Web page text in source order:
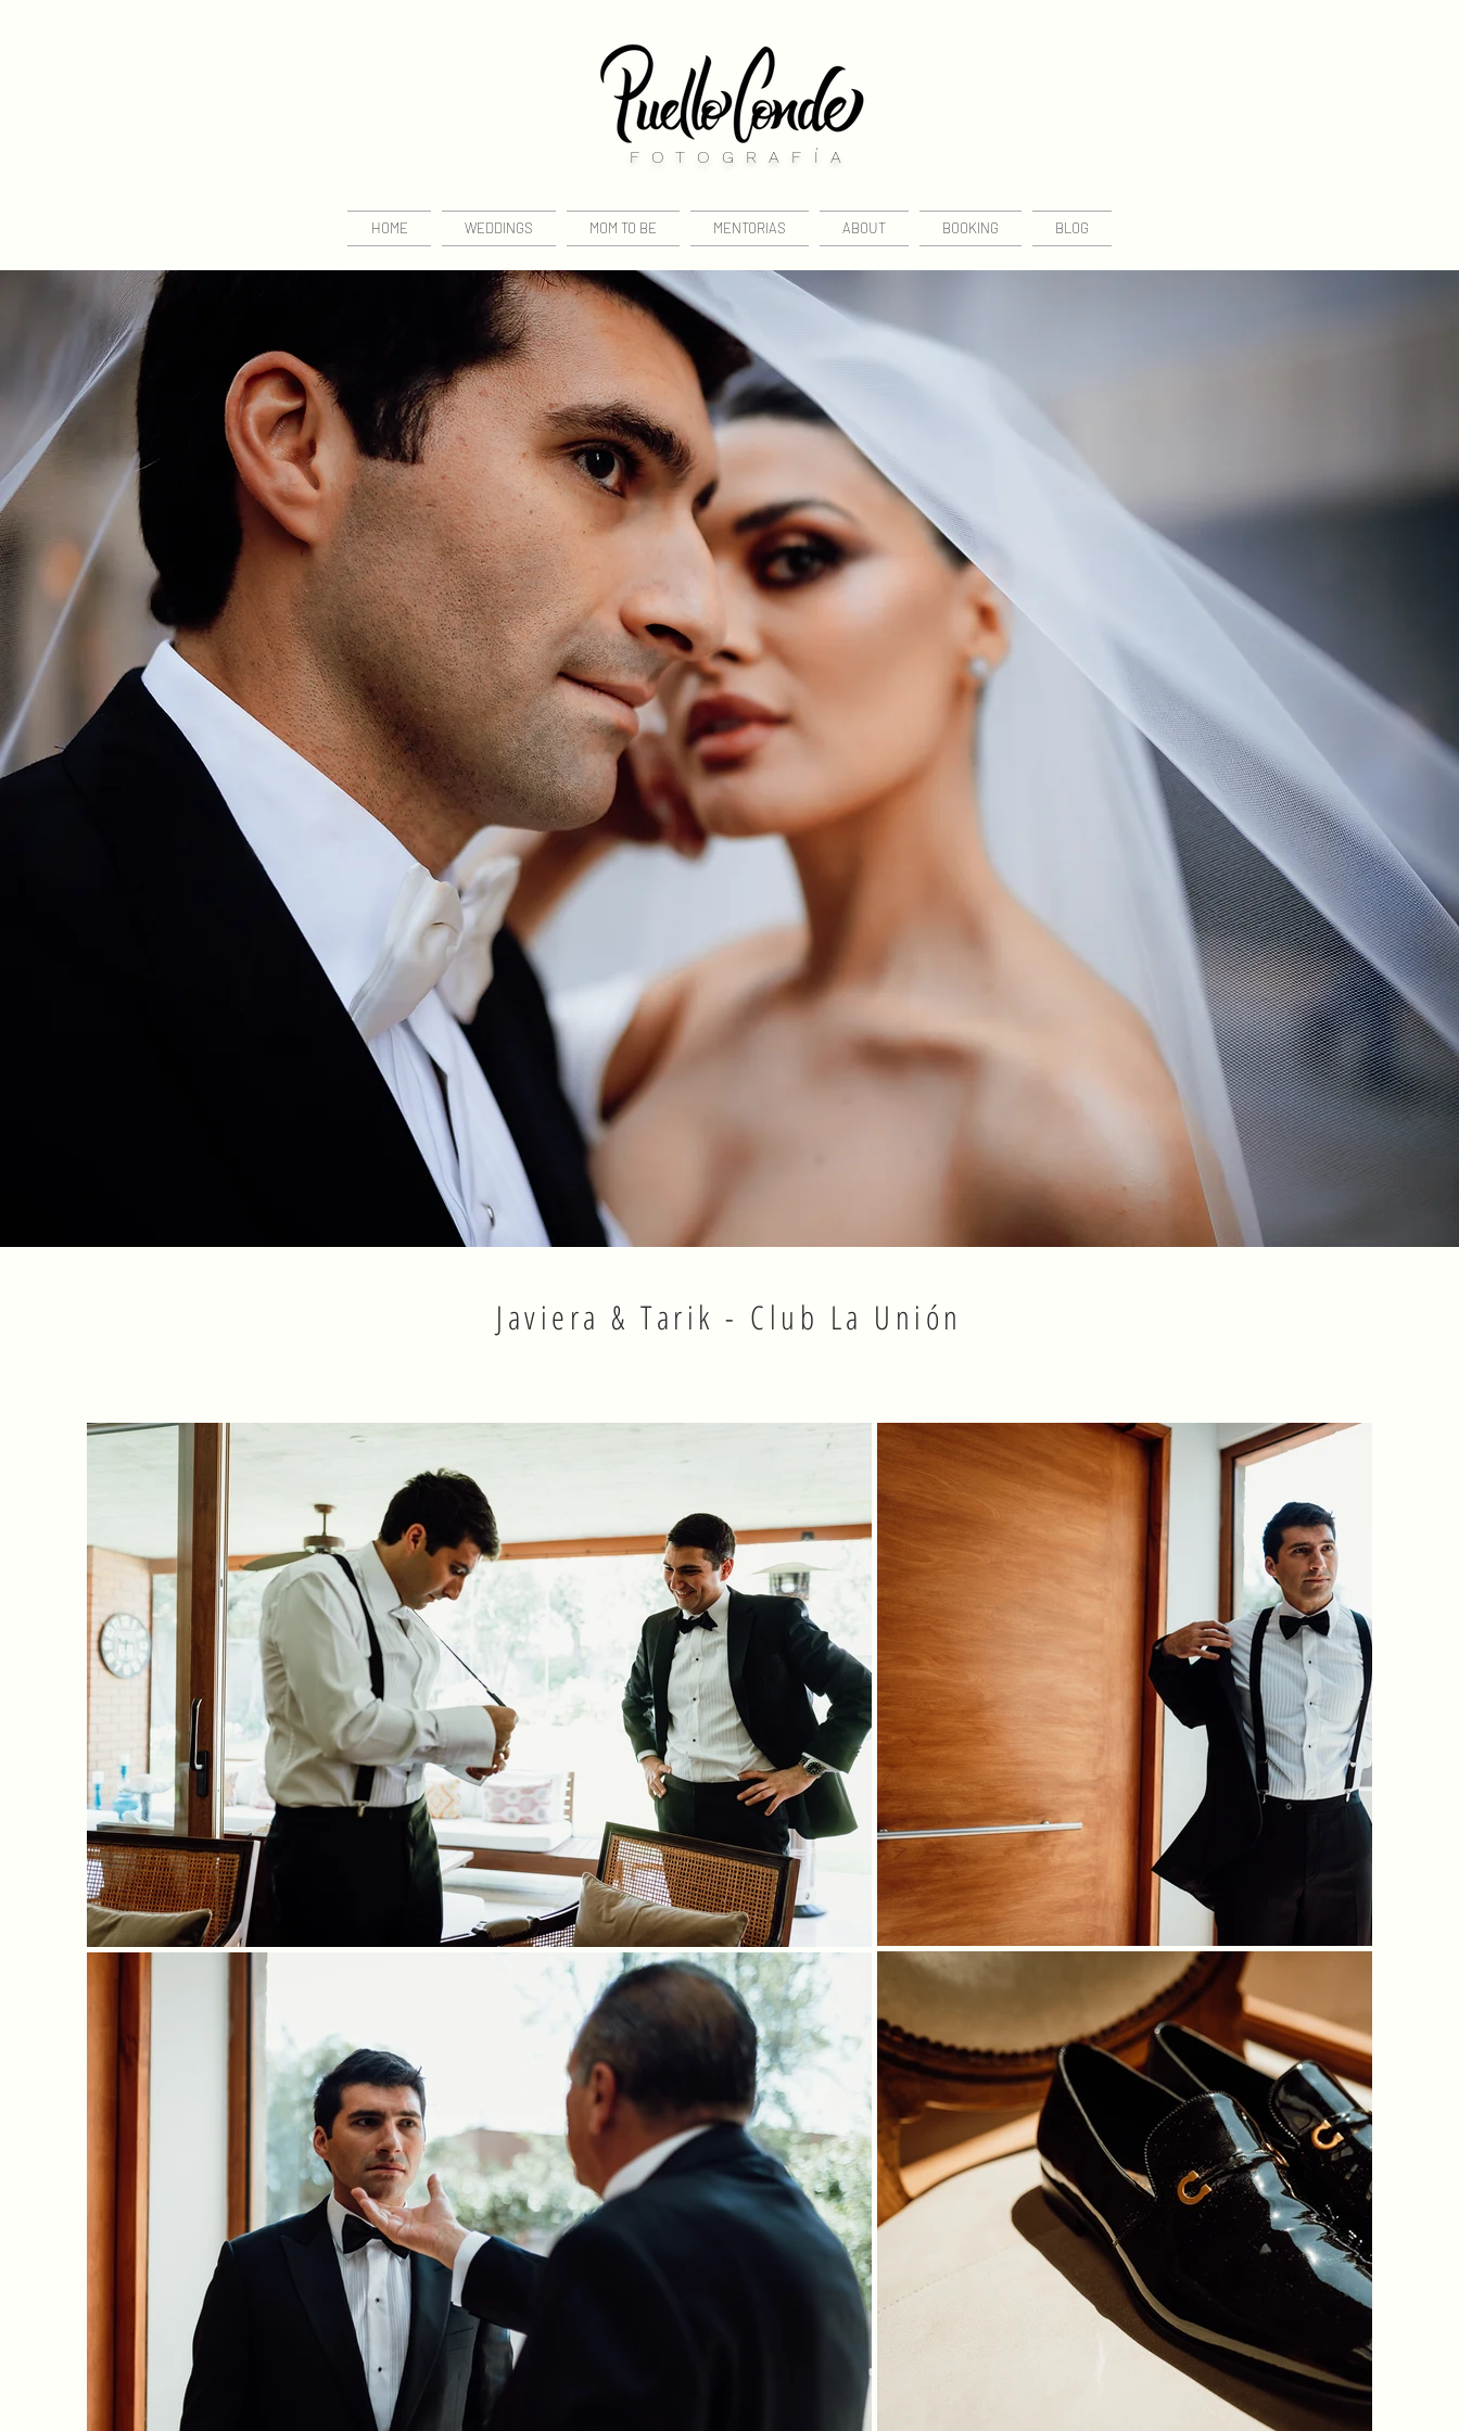
FOTOGRAFÍA
HOME WEDDINGS MOM TO BE MENTORIAS ABOUT BOOKING BLOG
Javiera & Tarik - Club La Unión